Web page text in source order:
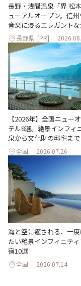
長野・浅間温泉「界 松
ューアルオープン。信
音楽に浸るエレガント
長野県 [PR]
【2026年】全国ニュー
テル8選。絶景インフィ
泉から文化財の邸宅まで
全国 2026.07.26
海と空に癒される、一度
たい絶景インフィニテ
宿10選
全国 2026.07.14